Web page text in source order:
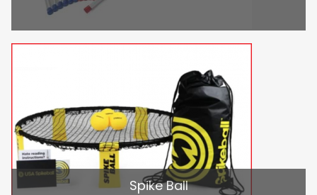
Spike Ball